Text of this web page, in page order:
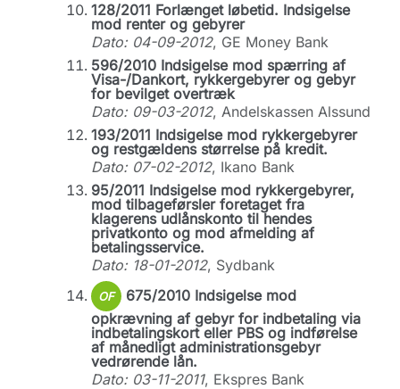
128/2011 Forlænget løbetid. Indsigelse
mod renter og gebyrer
Dato: 04-09-2012, GE Money Bank
596/2010 Indsigelse mod spærring af
Visa-/Dankort, rykkergebyrer og gebyr
for bevilget overtræk
Dato: 09-03-2012, Andelskassen Alssund
193/2011 Indsigelse mod rykkergebyrer
og restgældens størrelse på kredit.
Dato: 07-02-2012, Ikano Bank
95/2011 Indsigelse mod rykkergebyrer,
mod tilbageførsler foretaget fra
klagerens udlånskonto til hendes
privatkonto og mod afmelding af
betalingsservice.
Dato: 18-01-2012, Sydbank
OF
675/2010 Indsigelse mod
opkrævning af gebyr for indbetaling via
indbetalingskort eller PBS og indførelse
af månedligt administrationsgebyr
vedrørende lån.
Dato: 03-11-2011, Ekspres Bank